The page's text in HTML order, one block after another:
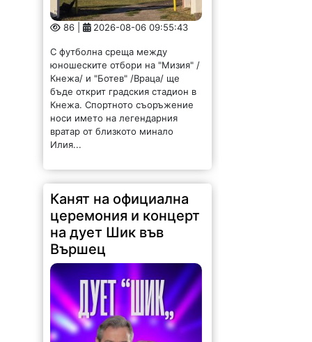
86 | 2026-08-06 09:55:43
С футболна среща между
юношеските отбори на "Мизия" /
Кнежа/ и "Ботев" /Враца/ ще
бъде открит градския стадион в
Кнежа. Спортното съоръжение
носи името на легендарния
вратар от близкото минало
Илия...
Канят на официална
церемония и концерт
на дует Шик във
Вършец